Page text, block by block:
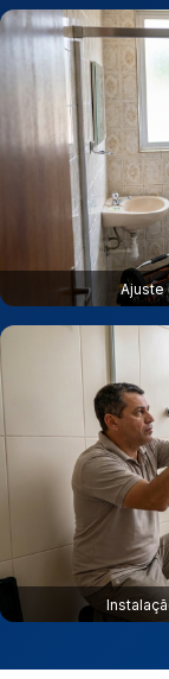
Ajuste